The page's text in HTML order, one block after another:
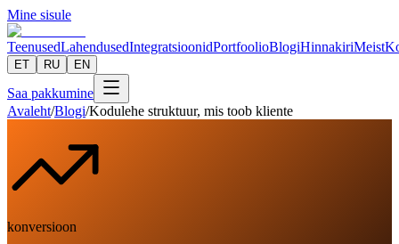
Mine sisule
TeenusedLahendusedIntegratsioonidPortfoolioBlogiHinnakiriMeist
ET RU EN
Saa pakkumine
Avaleht/Blogi/Kodulehe struktuur, mis toob kliente
konversioon